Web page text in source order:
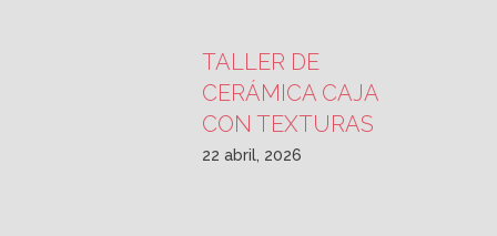
TALLER DE
CERÁMICA CAJA
CON TEXTURAS
22 abril, 2026